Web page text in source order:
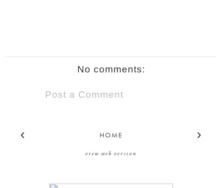
No comments:
Post a Comment
‹ ›
HOME
view web version